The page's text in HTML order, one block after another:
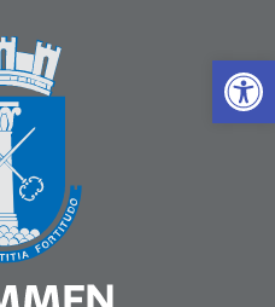
Vis